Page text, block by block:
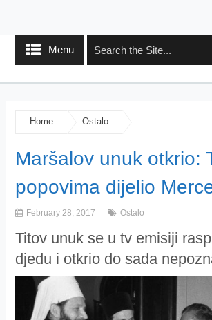
Menu
Home Ostalo
Maršalov unuk otkrio:
popovima dijelio
February 28, 2017 Ostalo
Titov unuk se u tv emisiji
djedu i otkrio do sada